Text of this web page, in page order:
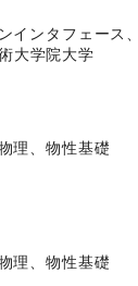
インタフェース
大学院大学
理、物性基礎
理、物性基礎